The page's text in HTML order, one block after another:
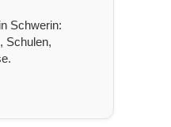
Schwerin:
Schulen,